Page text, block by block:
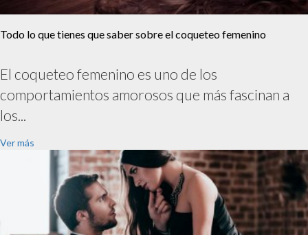
Todo lo que tienes que saber sobre el coqueteo femenino
El coqueteo femenino es uno de los
comportamientos amorosos que más fascinan a
los...
Ver más